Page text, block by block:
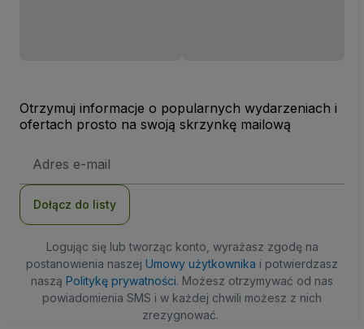
Otrzymuj informacje o popularnych wydarzeniach i
ofertach prosto na swoją skrzynkę mailową
e-
Dołącz do listy
Logując się lub tworząc konto, wyrażasz zgodę na
postanowienia naszej Umowy użytkownika i potwierdzasz
naszą Politykę prywatności. Możesz otrzymywać od nas
powiadomienia SMS i w każdej chwili możesz z nich
zrezygnować.